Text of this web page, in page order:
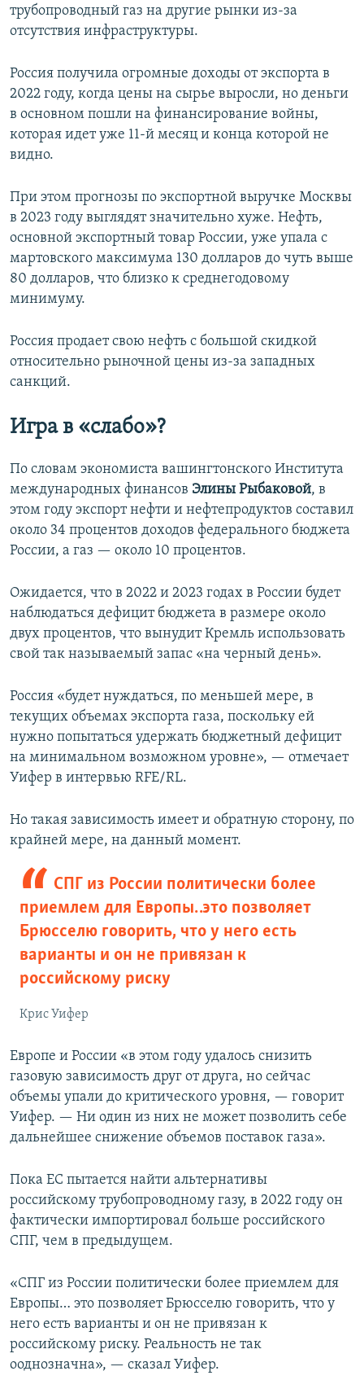
трубопроводный газ на другие рынки из-за
отсутствия инфраструктуры.
Россия получила огромные доходы от экспорта в
2022 году, когда цены на сырье выросли, но деньги
в основном пошли на финансирование войны,
которая идет уже 11-й месяц и конца которой не
видно.
При этом прогнозы по экспортной выручке Москвы
в 2023 году выглядят значительно хуже. Нефть,
основной экспортный товар России, уже упала с
мартовского максимума 130 долларов до чуть выше
80 долларов, что близко к среднегодовому
минимуму.
Россия продает свою нефть с большой скидкой
относительно рыночной цены из-за западных
санкций.
Игра в «слабо»?
По словам экономиста вашингтонского Института
международных финансов Элины Рыбаковой, в
этом году экспорт нефти и нефтепродуктов составил
около 34 процентов доходов федерального бюджета
России, а газ — около 10 процентов.
Ожидается, что в 2022 и 2023 годах в России будет
наблюдаться дефицит бюджета в размере около
двух процентов, что вынудит Кремль использовать
свой так называемый запас «на черный день».
Россия «будет нуждаться, по меньшей мере, в
текущих объемах экспорта газа, поскольку ей
нужно попытаться удержать бюджетный дефицит
на минимальном возможном уровне», — отмечает
Уифер в интервью RFE/RL.
Но такая зависимость имеет и обратную сторону, по
крайней мере, на данный момент.
СПГ из России политически более
приемлем для Европы… это позволяет
Брюсселю говорить, что у него есть
варианты и он не привязан к
российскому риску
Крис Уифер
Европе и России «в этом году удалось снизить
газовую зависимость друг от друга, но сейчас
объемы упали до критического уровня, — говорит
Уифер. — Ни один из них не может позволить себе
дальнейшее снижение объемов поставок газа».
Пока ЕС пытается найти альтернативы
российскому трубопроводному газу, в 2022 году он
фактически импортировал больше российского
СПГ, чем в предыдущем.
«СПГ из России политически более приемлем для
Европы… это позволяет Брюсселю говорить, что у
него есть варианты и он не привязан к
российскому риску. Реальность не так
ооднозначна», — сказал Уифер.